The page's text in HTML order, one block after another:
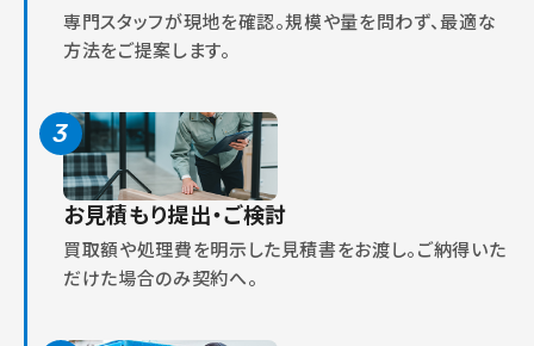
専門スタッフが現地を確認。規模や量を問わず、最適な
方法をご提案します。
3
お見積もり提出・ご検討
買取額や処理費を明示した見積書をお渡し。ご納得いた
だけた場合のみ契約へ。